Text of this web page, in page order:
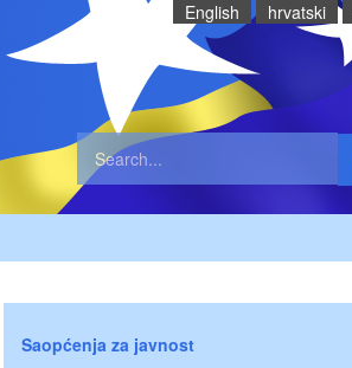
English hrvatski
Saopćenja za javnost